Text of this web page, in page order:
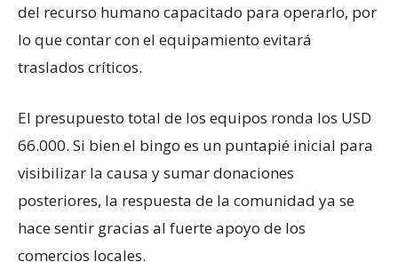
del recurso humano capacitado para operarlo, por
lo que contar con el equipamiento evitará
traslados críticos.
El presupuesto total de los equipos ronda los USD
66.000. Si bien el bingo es un puntapié inicial para
visibilizar la causa y sumar donaciones
posteriores, la respuesta de la comunidad ya se
hace sentir gracias al fuerte apoyo de los
comercios locales.